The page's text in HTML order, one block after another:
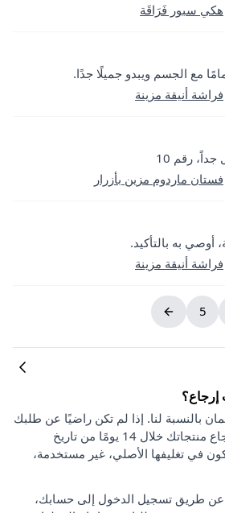
هكي سبور فَرَاقَة
مع الجسم ويبدو جميلًا جدًا.
فراشة أنيقة مزينة
رقم 10
فستان ماردوم مزين بأزرار
أوصي به بالتأكيد.
فراشة أنيقة مزينة
5
بالنسبة لنا. إذا لم تكن راضيًا عن طلبك
لأي سبب كان، يمكنك إرجاع منتجاتك خلال 14 يومًا من تاريخ
في تغليفها الأصلي، غير مستخدمة،
عن طريق تسجيل الدخول إلى حسابك،